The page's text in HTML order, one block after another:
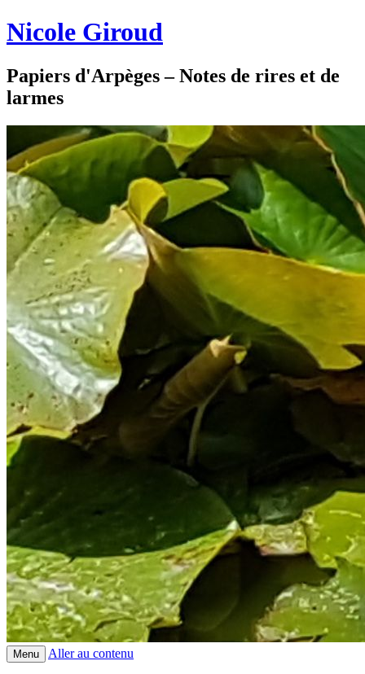
Nicole Giroud
Papiers d'Arpèges – Notes de rires et de
larmes
Menu Aller au contenu